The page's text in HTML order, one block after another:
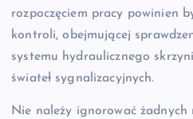
rozpoczęciem pracy powinien
kontroli, obejmującej
systemu hydraulicznego
świateł sygnalizacyjnych.
Nie należy ignorować żadnych